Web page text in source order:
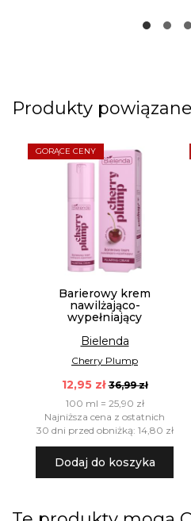
Produkty powiązane
GORĄCE CENY
Barierowy krem
nawilżająco-
wypełniający
Bielenda
Cherry Plump
12,95 zł 36,99 zł
100 ml = 25,90 zł
Najniższa cena z ostatnich
30 dni przed obniżką: 14,80 zł
Dodaj do koszyka